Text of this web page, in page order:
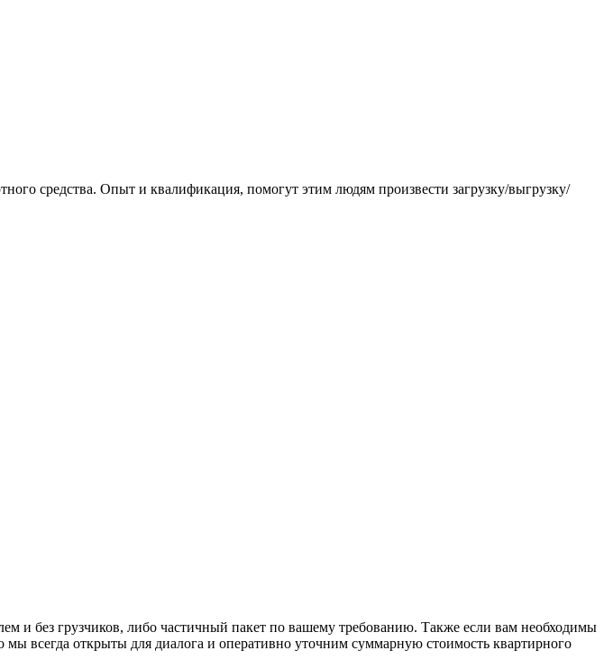
средства. Опыт и квалификация, помогут этим людям произвести загрузку/выгрузку/
и без грузчиков, либо частичный пакет по вашему требованию. Также если вам необходимы
всегда открыты для диалога и оперативно уточним суммарную стоимость квартирного